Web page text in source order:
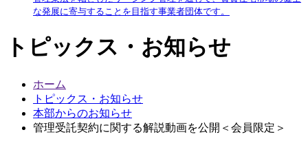
な発展に寄与することを目指す事業者団体です。
トピックス・お知らせ
ホーム
トピックス・お知らせ
本部からのお知らせ
管理受託契約に関する解説動画を公開＜会員限定＞